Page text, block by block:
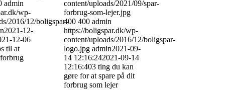
admin
wp-
2016/12/boligspar-
2021-12-
12-06
til at
content/uploads/2021/09/spar-
forbrug-som-lejer.jpg
400 400 admin
https://boligspar.dk/wp-
content/uploads/2016/12/boligspar-
logo.jpg admin2021-09-
14 12:16:242021-09-14
12:16:403 ting du kan
gøre for at spare på dit
forbrug som lejer